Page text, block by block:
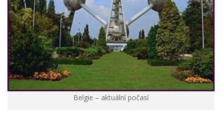
Belgie – aktuální počasí